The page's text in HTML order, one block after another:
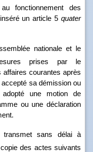
fonctionnement des
un article 5 quater
nationale et le
prises par le
affaires courantes après
sa démission ou
adopté une motion de
ou une déclaration
sans délai à
des actes suivants